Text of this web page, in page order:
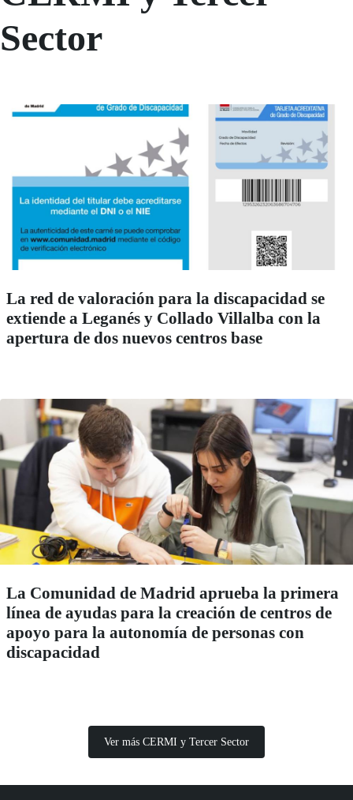
Sector
La red de valoración para la discapacidad se
extiende a Leganés y Collado Villalba con la
apertura de dos nuevos centros base
La Comunidad de Madrid aprueba la primera
línea de ayudas para la creación de centros de
apoyo para la autonomía de personas con
discapacidad
Ver más CERMI y Tercer Sector